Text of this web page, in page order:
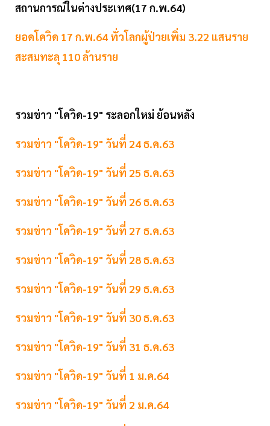
สถานการณ์ในต่างประเทศ(17 ก.พ.64)
ยอดโควิด 17 ก.พ.64 ทั่วโลกผู้ป่วยเพิ่ม 3.22 แสนราย
สะสมทะลุ 110 ล้านราย
รวมข่าว "โควิด-19" ระลอกใหม่ ย้อนหลัง
รวมข่าว "โควิด-19" วันที่ 24 ธ.ค.63
รวมข่าว "โควิด-19" วันที่ 25 ธ.ค.63
รวมข่าว "โควิด-19" วันที่ 26 ธ.ค.63
รวมข่าว "โควิด-19" วันที่ 27 ธ.ค.63
รวมข่าว "โควิด-19" วันที่ 28 ธ.ค.63
รวมข่าว "โควิด-19" วันที่ 29 ธ.ค.63
รวมข่าว "โควิด-19" วันที่ 30 ธ.ค.63
รวมข่าว "โควิด-19" วันที่ 31 ธ.ค.63
รวมข่าว "โควิด-19" วันที่ 1 ม.ค.64
รวมข่าว "โควิด-19" วันที่ 2 ม.ค.64